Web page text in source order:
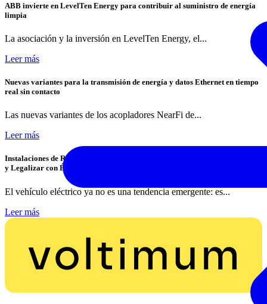
ABB invierte en LevelTen Energy para contribuir al suministro de energía
limpia
La asociación y la inversión en LevelTen Energy, el...
Leer más
Nuevas variantes para la transmisión de energía y datos Ethernet en tiempo
real sin contacto
Las nuevas variantes de los acopladores NearFi de...
Leer más
Instalaciones de Recarga para Vehículo Eléctrico: Cómo Instalar, Verificar
y Legalizar con Éxito
El vehículo eléctrico ya no es una tendencia emergente: es...
Leer más